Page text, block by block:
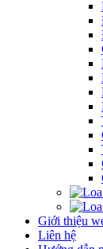
Giới thiệu
Liên hệ